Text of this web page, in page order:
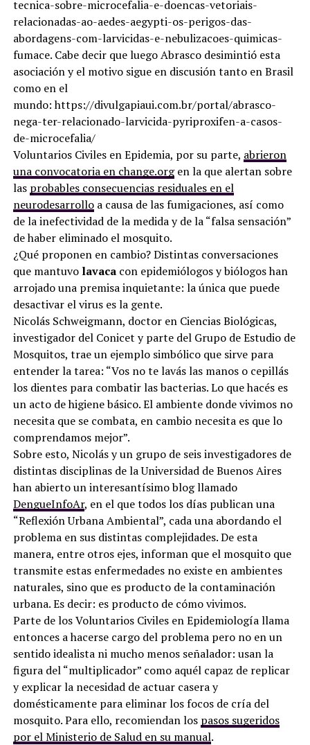
tecnica-sobre-microcefalia-e-doencas-vetoriais-
relacionadas-ao-aedes-aegypti-os-perigos-das-
abordagens-com-larvicidas-e-nebulizacoes-quimicas-
fumace. Cabe decir que luego Abrasco desimintió esta
asociación y el motivo sigue en discusión tanto en Brasil
como en el
mundo: https://divulgapiaui.com.br/portal/abrasco-
nega-ter-relacionado-larvicida-pyriproxifen-a-casos-
de-microcefalia/
Voluntarios Civiles en Epidemia, por su parte, abrieron
una convocatoria en change.orgen la que alertan sobre
las probables consecuencias residuales en el
neurodesarrolloa causa de las fumigaciones, así como
de la inefectividad de la medida y de la “falsa sensación”
de haber eliminado el mosquito.
¿Qué proponen en cambio? Distintas conversaciones
que mantuvo lavacacon epidemiólogos y biólogos han
arrojado una premisa inquietante: la única que puede
desactivar el virus es la gente.
Nicolás Schweigmann, doctor en Ciencias Biológicas,
investigador del Conicet y parte del Grupo de Estudio de
Mosquitos, trae un ejemplo simbólico que sirve para
entender la tarea: “Vos no te lavás las manos o cepillás
los dientes para combatir las bacterias. Lo que hacés es
un acto de higiene básico. El ambiente donde vivimos no
necesita que se combata, en cambio necesita es que lo
comprendamos mejor”.
Sobre esto, Nicolás y un grupo de seis investigadores de
distintas disciplinas de la Universidad de Buenos Aires
han abierto un interesantísimo blog llamado
DengueInfoAr, en el que todos los días publican una
“Reflexión Urbana Ambiental”, cada una abordando el
problema en sus distintas complejidades. De esta
manera, entre otros ejes, informan que el mosquito que
transmite estas enfermedades no existe en ambientes
naturales, sino que es producto de la contaminación
urbana. Es decir: es producto de cómo vivimos.
Parte de los Voluntarios Civiles en Epidemiología llama
entonces a hacerse cargo del problema pero no en un
sentido idealista ni mucho menos señalador: usan la
figura del “multiplicador” como aquél capaz de replicar
y explicar la necesidad de actuar casera y
domésticamente para eliminar los focos de cría del
mosquito. Para ello, recomiendan los pasos sugeridos
por el Ministerio de Salud en su manual.